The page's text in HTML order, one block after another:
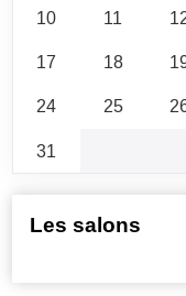
10
11
17
18
24
25
31
Les salons